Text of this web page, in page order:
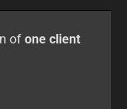
of one client